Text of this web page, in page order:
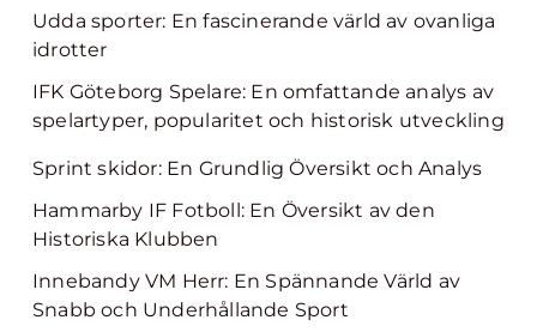
Udda sporter: En fascinerande värld av ovanliga
idrotter
IFK Göteborg Spelare: En omfattande analys av
spelartyper, popularitet och historisk utveckling
Sprint skidor: En Grundlig Översikt och Analys
Hammarby IF Fotboll: En Översikt av den
Historiska Klubben
Innebandy VM Herr: En Spännande Värld av
Snabb och Underhållande Sport